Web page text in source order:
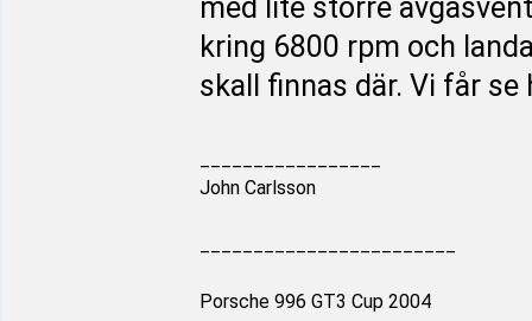
med lite större
kring 6800 rpm och
skall finnas där. Vi får
John Carlsson
Porsche 996 GT3 Cup 2004